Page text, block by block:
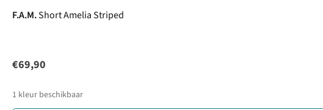
F.A.M.Short Amelia Striped
€69,90
1 kleur beschikbaar